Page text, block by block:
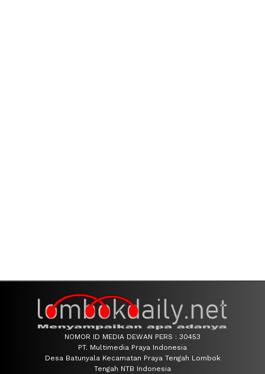
NOMOR ID MEDIA DEWAN PERS : 30453
PT. Multimedia Praya Indonesia
Desa Batunyala Kecamatan Praya Tengah Lombok
Tengah NTB Indonesia